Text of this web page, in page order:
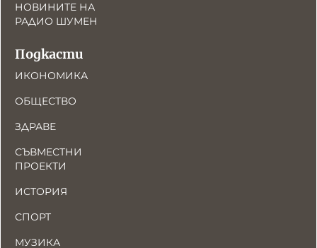
НОВИНИТЕ НА
РАДИО ШУМЕН
Подкасти
ИКОНОМИКА
ОБЩЕСТВО
ЗДРАВЕ
СЪВМЕСТНИ
ПРОЕКТИ
ИСТОРИЯ
СПОРТ
МУЗИКА